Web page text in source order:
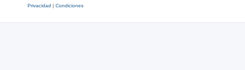
Privacidad | Condiciones